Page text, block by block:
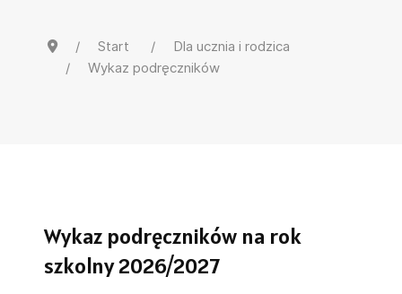
Start
Dla ucznia i rodzica
Wykaz podręczników
Wykaz podręczników na rok
szkolny 2026/2027